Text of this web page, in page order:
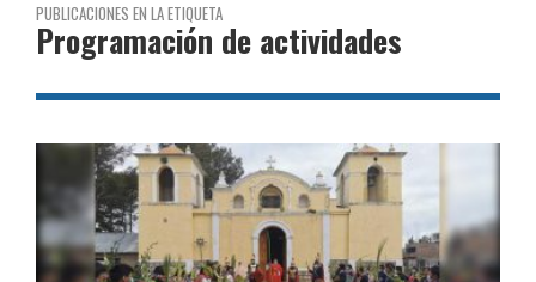
PUBLICACIONES EN LA ETIQUETA
Programación de actividades